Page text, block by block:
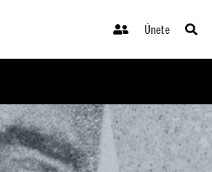
Únete